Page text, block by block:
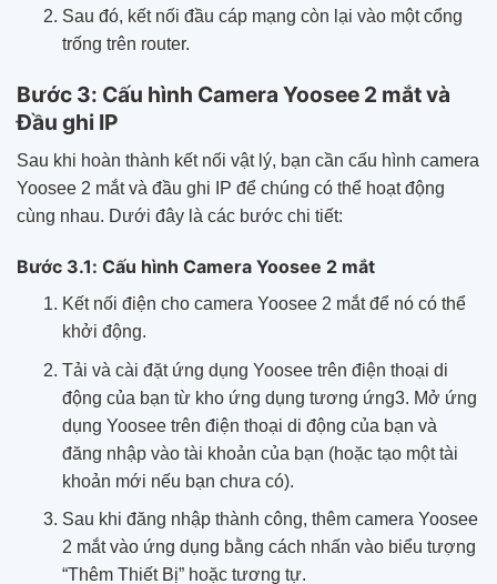
Sau đó, kết nối đầu cáp mạng còn lại vào một cổng
trống trên router.
Bước 3: Cấu hình Camera Yoosee 2 mắt và
Đầu ghi IP
Sau khi hoàn thành kết nối vật lý, bạn cần cấu hình camera
Yoosee 2 mắt và đầu ghi IP để chúng có thể hoạt động
cùng nhau. Dưới đây là các bước chi tiết:
Bước 3.1: Cấu hình Camera Yoosee 2 mắt
Kết nối điện cho camera Yoosee 2 mắt để nó có thể
khởi động.
Tải và cài đặt ứng dụng Yoosee trên điện thoại di
động của bạn từ kho ứng dụng tương ứng3. Mở ứng
dụng Yoosee trên điện thoại di động của bạn và
đăng nhập vào tài khoản của bạn (hoặc tạo một tài
khoản mới nếu bạn chưa có).
Sau khi đăng nhập thành công, thêm camera Yoosee
2 mắt vào ứng dụng bằng cách nhấn vào biểu tượng
“Thêm Thiết Bị” hoặc tương tự.